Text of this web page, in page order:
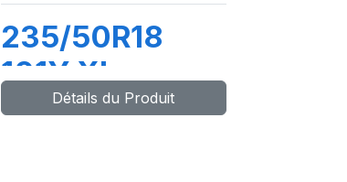
235/50R18
101Y XL
PRIMACY 5
Détails du Produit